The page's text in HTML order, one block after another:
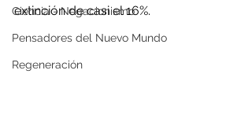
Ciencia - Negacionismo
Pensadores del Nuevo Mundo
Regeneración
extinción de casi el 16%.